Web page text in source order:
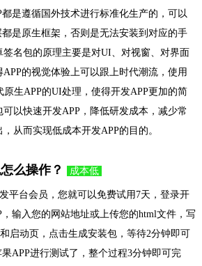
是遵循国外技术进行标准化生产的，可以
是原生框架，否则是无法安装到对应的手
名包的原理主要是对UI、对视窗、对界面
APP的视觉体验上可以跟上时代潮流，使用
生APP的UI处理，使得开发APP更加的简
以快速开发APP，降低研发成本，减少常
从而实现低成本开发APP的目的。
么操作？ 成本低
平台会员，您就可以免费试用7天，登录开
输入您的网站地址或上传您的html文件，写
和启动页，点击生成安装包，等待2分钟即可
APP进行测试了，整个过程3分钟即可完